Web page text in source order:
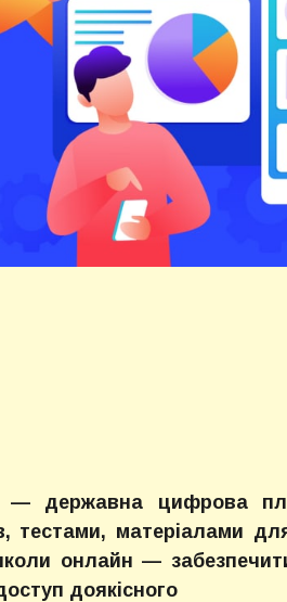
— державна цифрова
тестами, матеріалами
онлайн —
доякісного